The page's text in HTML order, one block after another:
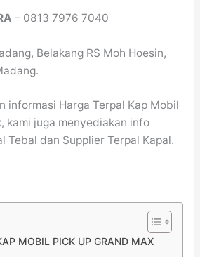
– 0813 7976 7040
Belakang RS Moh Hoesin,
informasi Harga Terpal Kap Mobil
kami juga menyediakan info
Tebal dan Supplier Terpal Kapal.
MOBIL PICK UP GRAND MAX